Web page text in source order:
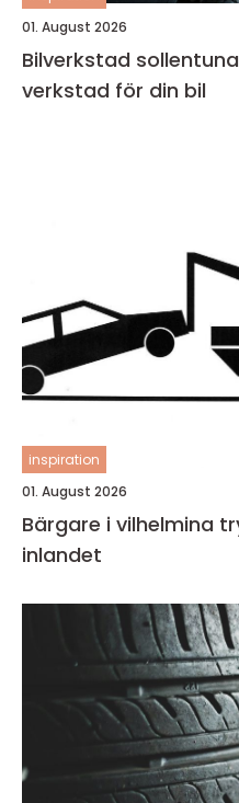
01. August 2026
Bilverkstad sollentuna så hittar du rätt
verkstad för din bil
inspiration
01. August 2026
Bärgare i vilhelmina trygg hjälp på vägarna i
inlandet